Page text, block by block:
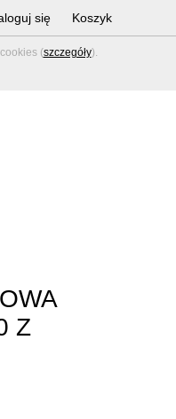
(szczegóły).
się Koszyk
Z